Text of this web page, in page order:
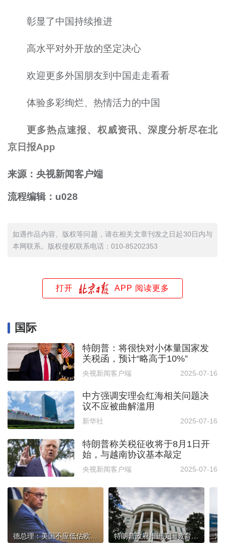
彰显了中国持续推进
高水平对外开放的坚定决心
欢迎更多外国朋友到中国走走看看
体验多彩绚烂、热情活力的中国
更多热点速报、权威资讯、深度分析尽在北
京日报App
来源：央视新闻客户端
流程编辑：u028
如遇作品内容、版权等问题，请在相关文章刊发之日起30日内与
本网联系。版权侵权联系电话：010-85202353
打开 APP 阅读更多
国际
特朗普：将很快对小体量国家发
关税函，预计“略高于10%”
央视新闻客户端 2025-07-16
中方强调安理会红海相关问题决
议不应被曲解滥用
新华社 2025-07-16
特朗普称关税征收将于8月1日开
始，与越南协议基本敲定
央视新闻客户端 2025-07-16
德总理：美国不应低估欧盟反制美关税的意愿 特朗普政府推进美国教育部大规模裁员计划